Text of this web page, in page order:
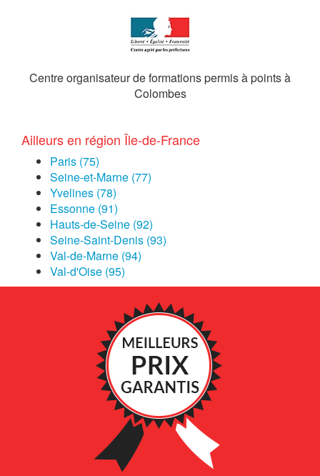
Centre organisateur de formations permis à points à
Colombes
Ailleurs en région Île-de-France
Paris (75)
Seine-et-Marne (77)
Yvelines (78)
Essonne (91)
Hauts-de-Seine (92)
Seine-Saint-Denis (93)
Val-de-Marne (94)
Val-d'Oise (95)